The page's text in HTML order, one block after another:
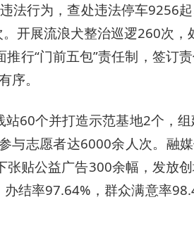
法行为，查处违法停车9256
开展流浪犬整治巡逻260次
行“门前五包”责任制，签订
序。
60个并打造示范基地2个，组
志愿者达6000余人次。融媒
贴公益广告300余幅，发放
结率97.64%，群众满意率